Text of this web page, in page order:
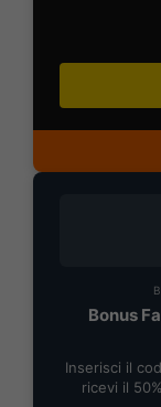
Bonus
Inserisci il
ricevi il